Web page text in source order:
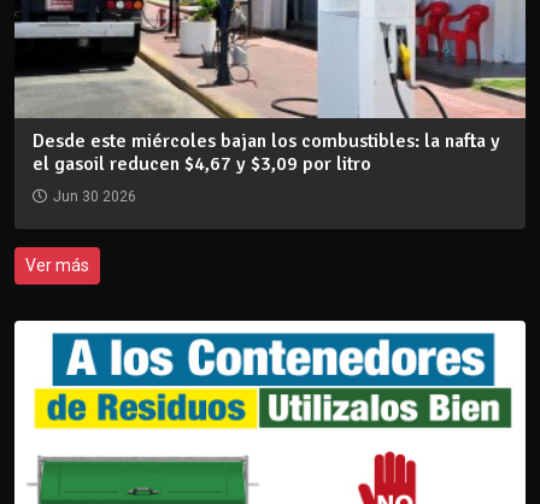
Desde este miércoles bajan los combustibles: la nafta y
el gasoil reducen $4,67 y $3,09 por litro
Jun 30 2026
Ver más